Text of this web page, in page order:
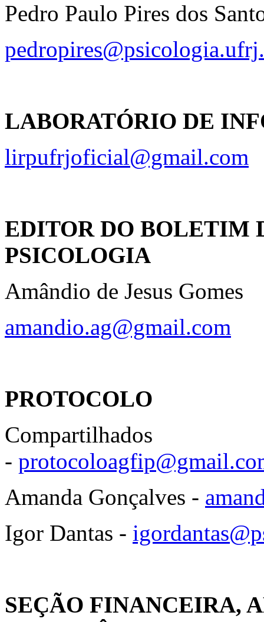
Pedro Paulo Pires dos
LABORATÓRIO DE
lirpufrjoficial@gmail.com
EDITOR DO BOLETIM
PSICOLOGIA
Amândio de Jesus Gomes
amandio.ag@gmail.com
PROTOCOLO
Compartilhados
-
Amanda Gonçalves -
Igor Dantas -
SEÇÃO FINANCEIRA,